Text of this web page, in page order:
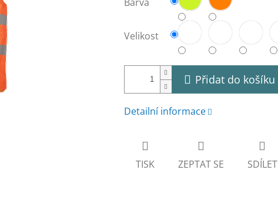
Velikost
Přidat do košíku
Detailní informace
TISK ZEPTAT SE SDÍLET